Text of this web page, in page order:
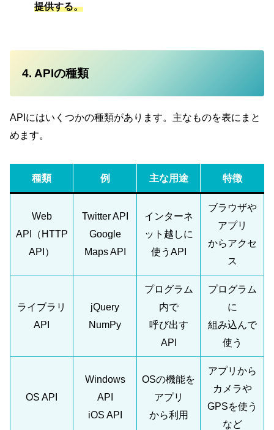
提供する。
4. APIの種類
APIにはいくつかの種類があります。主なものを表にまと
めます。
種類 例 主な用途 特徴
Web
API（HTTP
API）
Twitter API
Google
Maps API
インターネ
ット越しに
使うAPI
ブラウザや
アプリ
からアクセ
ス
ライブラリ
API
jQuery
NumPy
プログラム
内で
呼び出す
API
プログラム
に
組み込んで
使う
OS API
Windows
API
iOS API
OSの機能を
アプリ
から利用
アプリから
カメラや
GPSを使う
など